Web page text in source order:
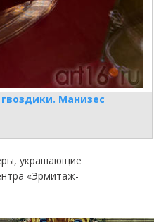
Манизес
украшающие
«Эрмитаж-